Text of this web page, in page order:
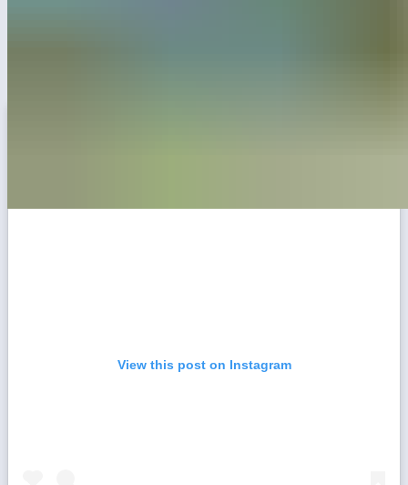
View this post on Instagram